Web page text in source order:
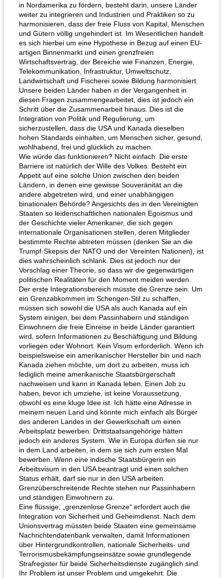
in Nordamerika zu fördern, besteht darin, unsere Länder
weiter zu integrieren und Industrien und Praktiken so zu
harmonisieren, dass der freie Fluss von Kapital, Menschen
und Gütern völlig ungehindert ist. Im Wesentlichen handelt
es sich hierbei um eine Hypothese in Bezug auf einen EU-
artigen Binnenmarkt und einen grenzfreien
Wirtschaftsvertrag, der Bereiche wie Finanzen, Energie,
Telekommunikation, Infrastruktur, Umweltschutz,
Landwirtschaft und Fischerei sowie Bildung harmonisiert.
Unsere beiden Länder haben in der Vergangenheit in
diesen Fragen zusammengearbeitet, dies ist jedoch ein
Schritt über die Zusammenarbeit hinaus. Dies ist die
Integration von Politik und Regulierung, um
sicherzustellen, dass die USA und Kanada dieselben
hohen Standards einhalten, um Menschen sicher, gesund,
wohlhabend, frei und glücklich zu machen.
Wie würde das funktionieren? Nicht einfach. Die erste
Barriere ist natürlich der Wille des Volkes. Besteht ein
Appetit auf eine solche Union zwischen den beiden
Ländern, in denen eine gewisse Souveränität an die
andere abgetreten wird, und einer unabhängigen
binationalen Behörde? Angesichts des in den Vereinigten
Staaten so leidenschaftlichen nationalen Egoismus und
der Geschichte vieler Amerikaner, die sich gegen
internationale Organisationen stellen, deren Mitglieder
bestimmte Rechte abtreten müssen (denken Sie an die
Trumpf-Skepsis der NATO und der Vereinten Nationen), ist
dies wahrscheinlich schlank. Dies ist jedoch nur der
Vorschlag einer Theorie, so dass wir die gegenwärtigen
politischen Realitäten für den Moment meiden werden.
Der erste Integrationsbereich müsste die Grenze sein. Um
ein Grenzabkommen im Schengen-Stil zu schaffen,
müssen sich sowohl die USA als auch Kanada auf ein
System einigen, bei dem Passinhabern und ständigen
Einwohnern die freie Einreise in beide Länder garantiert
wird, sofern Informationen zu Beschäftigung und Bildung
vorliegen oder Wohnort. Kein Visum erforderlich. Wenn ich
beispielsweise ein amerikanischer Hersteller bin und nach
Kanada ziehen möchte, um dort zu arbeiten, muss ich
lediglich meine amerikanische Staatsbürgerschaft
nachweisen und kann in Kanada leben. Einen Job zu
haben, bevor ich umziehe, ist keine Voraussetzung,
obwohl es eine kluge Idee ist. Ich hätte eine Adresse in
meinem neuen Land und könnte mich einfach als Bürger
des anderen Landes in der Gewerkschaft um einen
Arbeitsplatz bewerben. Drittstaatsangehörige hätten
jedoch ein anderes System. Wie in Europa dürfen sie nur
in dem Land arbeiten, in dem sie sich zum ersten Mal
bewerben. Wenn eine indische Staatsbürgerin ein
Arbeitsvisum in den USA beantragt und einen solchen
Status erhält, darf sie nur in den USA arbeiten.
Grenzüberschreitende Rechte stehen nur Passinhabern
und ständigen Einwohnern zu.
Eine flüssige, „grenzenlose Grenze“ erfordert auch die
Integration von Sicherheit und Geheimdienst. Nach dem
Unionsvertrag müssten beide Staaten eine gemeinsame
Nachrichtendatenbank verwalten, damit Informationen
über Hintergrundkontrollen, nationale Sicherheits- und
Terrorismusbekämpfungseinsätze sowie grundlegende
Strafregister für beide Sicherheitsdienste zugänglich sind.
Ihr Problem ist unser Problem und umgekehrt. Die